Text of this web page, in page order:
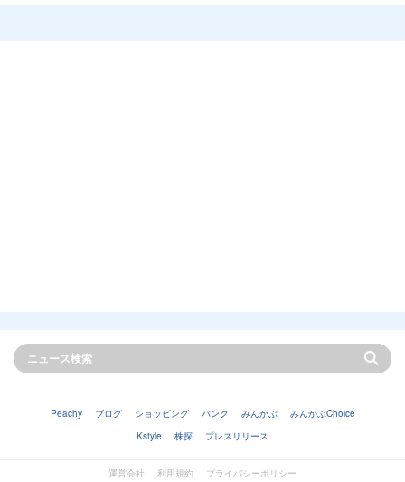
Peachy ブログ ショッピング バンク みんかぶ
みんかぶChoice
Kstyle
株探 プレスリリース
運営会社 利用規約 プライバシーポリシー